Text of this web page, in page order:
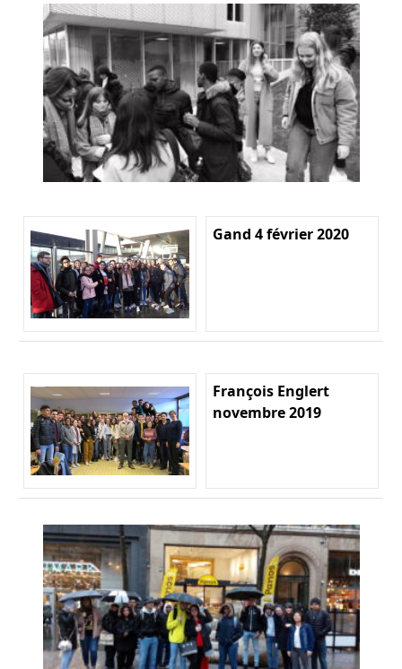
Gand 4 février 2020
François Englert
novembre 2019